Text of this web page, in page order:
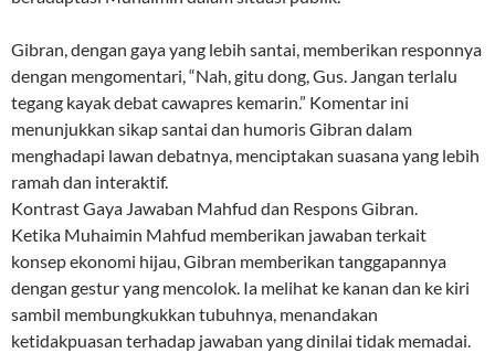
Gibran, dengan gaya yang lebih santai, memberikan responnya
dengan mengomentari, “Nah, gitu dong, Gus. Jangan terlalu
tegang kayak debat cawapres kemarin.” Komentar ini
menunjukkan sikap santai dan humoris Gibran dalam
menghadapi lawan debatnya, menciptakan suasana yang lebih
ramah dan interaktif.
Kontrast Gaya Jawaban Mahfud dan Respons Gibran.
Ketika Muhaimin Mahfud memberikan jawaban terkait
konsep ekonomi hijau, Gibran memberikan tanggapannya
dengan gestur yang mencolok. Ia melihat ke kanan dan ke kiri
sambil membungkukkan tubuhnya, menandakan
ketidakpuasan terhadap jawaban yang dinilai tidak memadai.